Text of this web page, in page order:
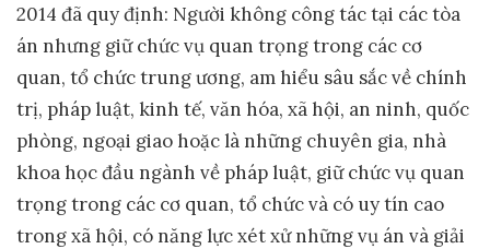
2014 đã quy định: Người không công tác tại các tòa
án nhưng giữ chức vụ quan trọng trong các cơ
quan, tổ chức trung ương, am hiểu sâu sắc về chính
trị, pháp luật, kinh tế, văn hóa, xã hội, an ninh, quốc
phòng, ngoại giao hoặc là những chuyên gia, nhà
khoa học đầu ngành về pháp luật, giữ chức vụ quan
trọng trong các cơ quan, tổ chức và có uy tín cao
trong xã hội, có năng lực xét xử những vụ án và giải